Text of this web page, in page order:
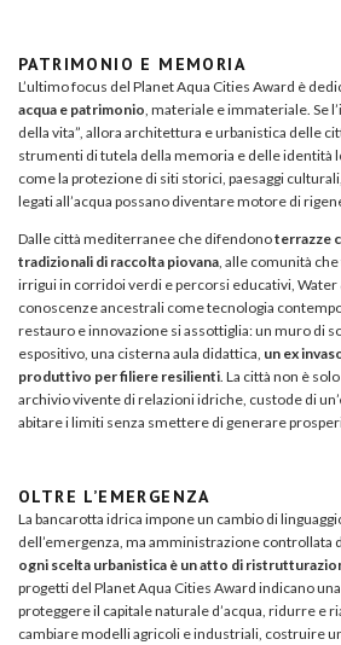
PATRIMONIO E MEMORIA
L’ultimo focus del Planet Aqua Cities Award è
acqua e patrimonio , materiale e immateriale. Se
della vita”, allora architettura e urbanistica delle
strumenti di tutela della memoria e delle identità
come la protezione di siti storici, paesaggi
legati all’acqua possano diventare motore di
Dalle città mediterranee che difendonoterrazze
tradizionali di raccolta piovana , alle comunità
irrigui in corridoi verdi e percorsi educativi,
conoscenze ancestrali come tecnologia
restauro e innovazione si assottiglia: un muro di
espositivo, una cisterna aula didattica, un ex
produttivo per filiere resilienti . La città non è
archivio vivente di relazioni idriche, custode di
abitare i limiti senza smettere di generare
OLTRE L’EMERGENZA
La bancarotta idrica impone un cambio di
dell’emergenza, ma amministrazione controllata
ogni scelta urbanistica è un atto di
progetti del Planet Aqua Cities Award indicano
proteggere il capitale naturale d’acqua, ridurre e
cambiare modelli agricoli e industriali, costruire